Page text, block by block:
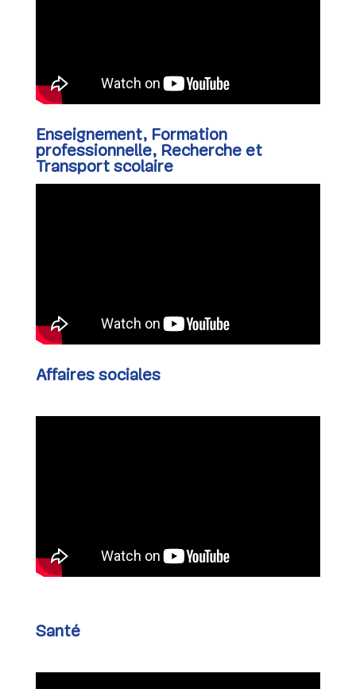
Enseignement, Formation
professionnelle, Recherche et
Transport scolaire
Affaires sociales
Santé